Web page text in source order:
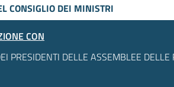
CONSIGLIO DEI MINISTRI
CON
PRESIDENTI DELLE ASSEMBLEE